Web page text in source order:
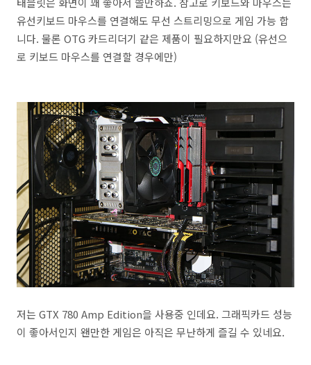
유선키보드 마우스를 연결해도 무선 스트리밍으로 게임 가능 합
니다. 물론 OTG 카드리더기 같은 제품이 필요하지만요 (유선으
로 키보드 마우스를 연결할 경우에만)
저는 GTX 780 Amp Edition을 사용중 인데요. 그래픽카드 성능
이 좋아서인지 왠만한 게임은 아직은 무난하게 즐길 수 있네요.